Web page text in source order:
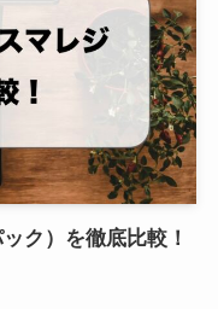
ク）を徹底比較！